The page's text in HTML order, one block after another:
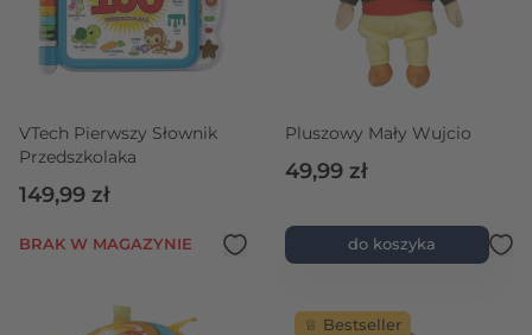
VTech Pierwszy Słownik
Przedszkolaka
149,99 zł
BRAK W MAGAZYNIE
Pluszowy Mały Wujcio
49,99 zł
do koszyka
♕ Bestseller